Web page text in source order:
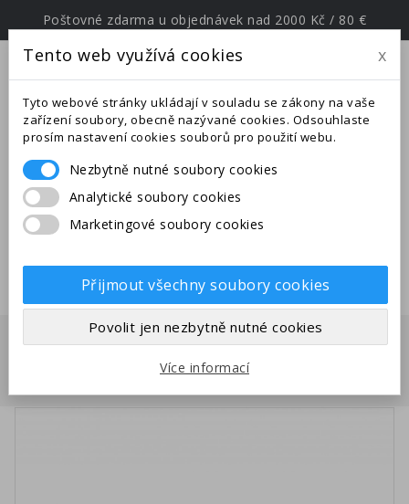
Poštovné zdarma u objednávek nad 2000 Kč / 80 €
menu
Upozornění: Ve dnech od
25.6.-27.7.2026 jsme na expedici v
jižní Evropě. Uskutečněné
objednávky budou odeslány po
28.7.2026.
Mnohonožka Spirostreptus sp. 1
Tento web využívá cookies x
Tyto webové stránky ukládají v souladu se zákony na vaše
zařízení soubory, obecně nazývané cookies. Odsouhlaste
prosím nastavení cookies souborů pro použití webu.
Nezbytně nutné soubory cookies
Analytické soubory cookies
Marketingové soubory cookies
Přijmout všechny soubory cookies
Povolit jen nezbytně nutné cookies
Více informací